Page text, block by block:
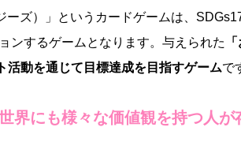
ズ）」というカードゲームは、
ンするゲームとなります。与えられた
活動を通じて目標達成を目指すゲームで
界にも様々な価値観を持つ人が